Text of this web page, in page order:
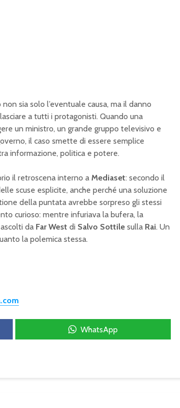
sia solo l’eventuale causa, ma il danno
a tutti i protagonisti. Quando una
un ministro, un grande gruppo televisivo e
il caso smette di essere semplice
informazione, politica e potere.
il retroscena interno a Mediaset: secondo il
scuse esplicite, anche perché una soluzione
della puntata avrebbe sorpreso gli stessi
curioso: mentre infuriava la bufera, la
da Far West di Salvo Sottile sulla Rai. Un
la polemica stessa.
WhatsApp